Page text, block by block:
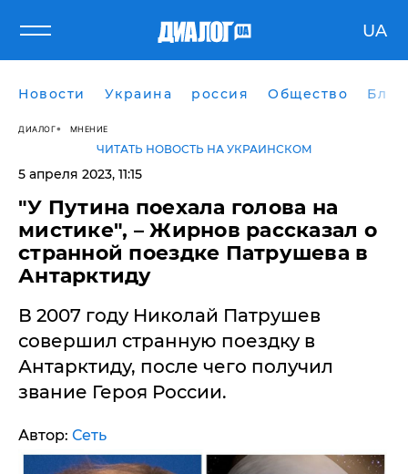
UA
Новости Украина россия Общество
ДИАЛОГ МНЕНИЕ
ЧИТАТЬ НОВОСТЬ НА УКРАИНСКОМ
5 апреля 2023, 11:15
"У Путина поехала голова на
мистике", – Жирнов рассказал о
странной поездке Патрушева в
Антарктиду
В 2007 году Николай Патрушев
совершил странную поездку в
Антарктиду, после чего получил
звание Героя России.
Автор: Сеть